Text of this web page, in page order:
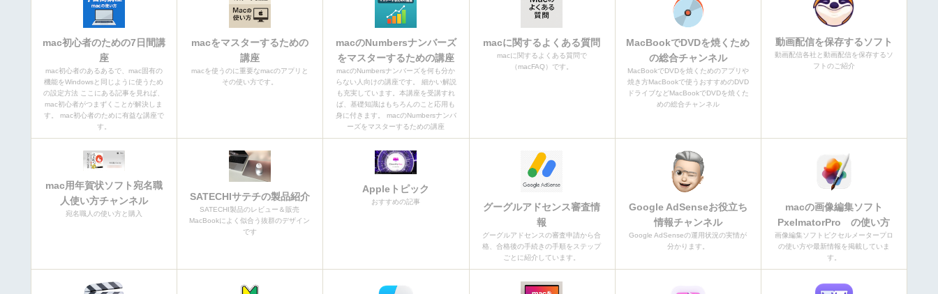
mac初心者のための7日間講
座
mac初心者のあるあるで、mac固有の
機能をWindowsと同じように使うため
の設定方法 ここにある記事を見れば、
mac初心者がつまずくことが解決しま
す。 mac初心者のために有益な講座で
す。
macをマスターするための
講座
macを使うのに重要なmacのアプリと
その使い方です。
macのNumbersナンバーズ
をマスターするための講座
macのNumbersナンバーズを何も分か
らない人向けの講座です。 細かい解説
も充実しています。本講座を受講すれ
ば、基礎知識はもちろんのこと応用も
身に付きます。 macのNumbersナンバ
ーズをマスターするための講座
macに関するよくある質問
macに関するよくある質問で
（macFAQ）です。
MacBookでDVDを焼くため
の総合チャンネル
MacBookでDVDを焼くためのアプリや
焼き方MacBookで使うおすすめのDVD
ドライブなどMacBookでDVDを焼くた
めの総合チャンネル
動画配信を保存するソフト
動画配信各社と動画配信を保存するソ
フトのご紹介
mac用年賀状ソフト宛名職
人使い方チャンネル
宛名職人の使い方と購入
SATECHIサテチの製品紹介
SATECHI製品のレビュー＆販売
MacBookによく似合う抜群のデザイン
です
Appleトピック
おすすめの記事
グーグルアドセンス審査情
報
グーグルアドセンスの審査申請から合
格、合格後の手続きの手順をステップ
ごとに紹介しています。
Google AdSenseお役立ち
情報チャンネル
Google AdSenseの運用状況の実情が
分かります。
macの画像編集ソフト
PxelmatorPro の使い方
画像編集ソフトピクセルメータープロ
の使い方や最新情報を掲載していま
す。